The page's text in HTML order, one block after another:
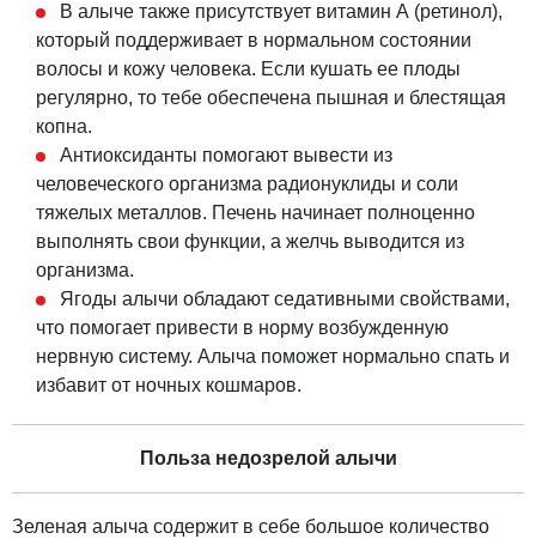
В алыче также присутствует витамин А (ретинол),
который поддерживает в нормальном состоянии
волосы и кожу человека. Если кушать ее плоды
регулярно, то тебе обеспечена пышная и блестящая
копна.
Антиоксиданты помогают вывести из
человеческого организма радионуклиды и соли
тяжелых металлов. Печень начинает полноценно
выполнять свои функции, а желчь выводится из
организма.
Ягоды алычи обладают седативными свойствами,
что помогает привести в норму возбужденную
нервную систему. Алыча поможет нормально спать и
избавит от ночных кошмаров.
Польза недозрелой алычи
Зеленая алыча содержит в себе большое количество